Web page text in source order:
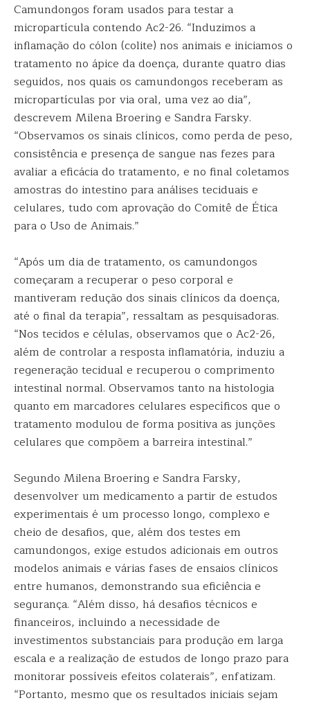
Camundongos foram usados para testar a
micropartícula contendo Ac2-26. “Induzimos a
inflamação do cólon (colite) nos animais e iniciamos o
tratamento no ápice da doença, durante quatro dias
seguidos, nos quais os camundongos receberam as
micropartículas por via oral, uma vez ao dia”,
descrevem Milena Broering e Sandra Farsky.
“Observamos os sinais clínicos, como perda de peso,
consistência e presença de sangue nas fezes para
avaliar a eficácia do tratamento, e no final coletamos
amostras do intestino para análises teciduais e
celulares, tudo com aprovação do Comitê de Ética
para o Uso de Animais.”
“Após um dia de tratamento, os camundongos
começaram a recuperar o peso corporal e
mantiveram redução dos sinais clínicos da doença,
até o final da terapia”, ressaltam as pesquisadoras.
“Nos tecidos e células, observamos que o Ac2-26,
além de controlar a resposta inflamatória, induziu a
regeneração tecidual e recuperou o comprimento
intestinal normal. Observamos tanto na histologia
quanto em marcadores celulares específicos que o
tratamento modulou de forma positiva as junções
celulares que compõem a barreira intestinal.”
Segundo Milena Broering e Sandra Farsky,
desenvolver um medicamento a partir de estudos
experimentais é um processo longo, complexo e
cheio de desafios, que, além dos testes em
camundongos, exige estudos adicionais em outros
modelos animais e várias fases de ensaios clínicos
entre humanos, demonstrando sua eficiência e
segurança. “Além disso, há desafios técnicos e
financeiros, incluindo a necessidade de
investimentos substanciais para produção em larga
escala e a realização de estudos de longo prazo para
monitorar possíveis efeitos colaterais”, enfatizam.
“Portanto, mesmo que os resultados iniciais sejam